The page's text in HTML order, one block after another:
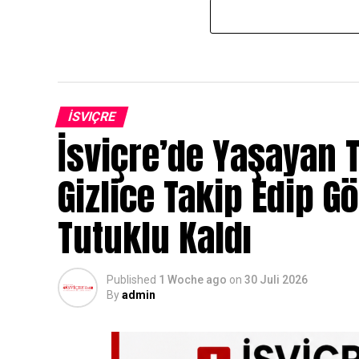
İSVIÇRE
İsviçre’de Yaşayan
Gizlice Takip Edip
Tutuklu Kaldı
Published 1 Woche ago on 30 Juli 2026
Byadmin